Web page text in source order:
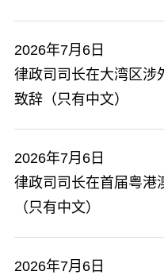
2026年7月6日
律政司司长在大湾区涉
致辞（只有中文）
2026年7月6日
律政司司长在首届粤港
（只有中文）
2026年7月6日